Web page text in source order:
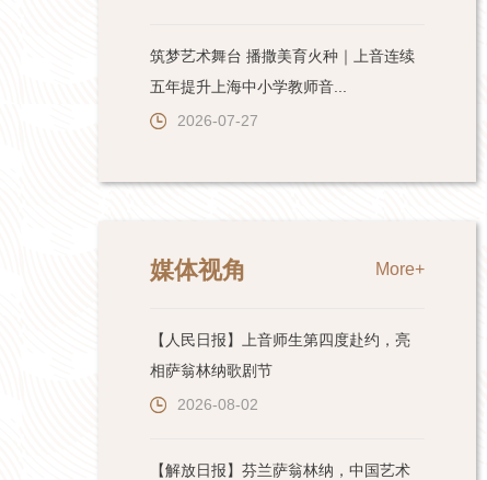
筑梦艺术舞台 播撒美育火种｜上音连续
五年提升上海中小学教师音...
2026-07-27
媒体视角 More+
【人民日报】上音师生第四度赴约，亮
相萨翁林纳歌剧节
2026-08-02
【解放日报】芬兰萨翁林纳，中国艺术